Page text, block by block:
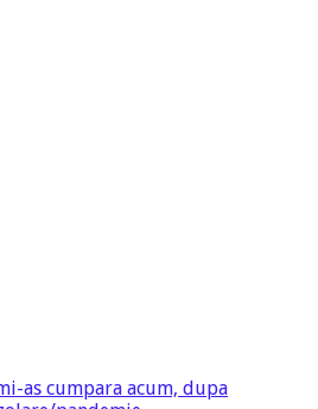
as cumpara acum, dupa